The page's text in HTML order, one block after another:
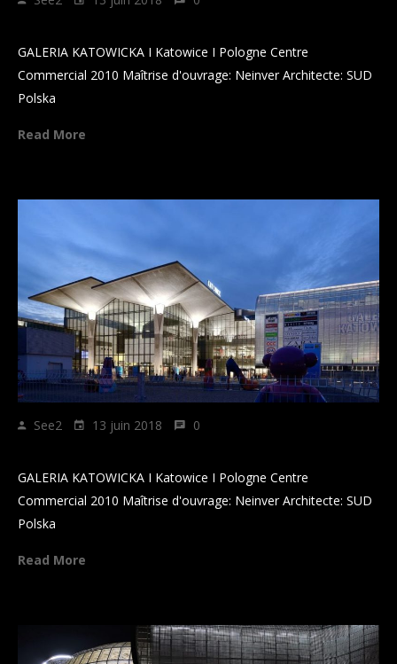
GALERIA KATOWICKA I Katowice I Pologne Centre
Commercial 2010 Maîtrise d'ouvrage: Neinver Architecte: SUD
Polska
Read More
See2 13 juin 2018 0
GALERIA KATOWICKA I Katowice I Pologne Centre
Commercial 2010 Maîtrise d'ouvrage: Neinver Architecte: SUD
Polska
Read More